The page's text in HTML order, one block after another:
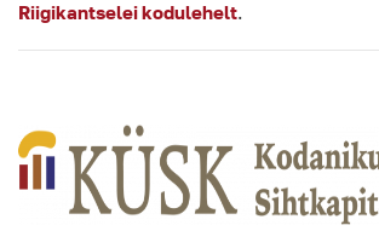
Riigikantselei kodulehelt.